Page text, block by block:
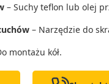
– Suchy teflon lub olej
– Narzędzie do
montażu kół.